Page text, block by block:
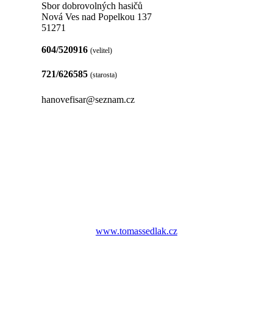
Sbor dobrovolných hasičů
Nová Ves nad Popelkou 137
51271
604/520916 (velitel)
721/626585 (starosta)
hanovefisar@seznam.cz
www.tomassedlak.cz